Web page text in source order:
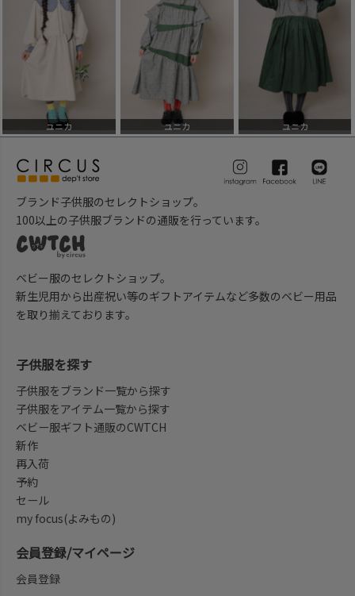
ユニカ ユニカ ユニカ
ブランド子供服のセレクトショップ。
100以上の子供服ブランドの通販を行っています。
ベビー服のセレクトショップ。
新生児用から出産祝い等のギフトアイテムなど多数のベビー用品
を取り揃えております。
子供服を探す
子供服をブランド一覧から探す
子供服をアイテム一覧から探す
ベビー服ギフト通販のCWTCH
新作
再入荷
予約
セール
my focus(よみもの)
会員登録/マイページ
会員登録